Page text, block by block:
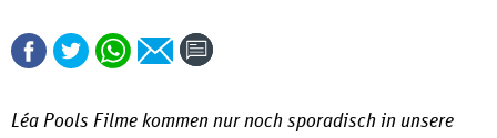
Léa Pools Filme kommen nur noch sporadisch in unsere